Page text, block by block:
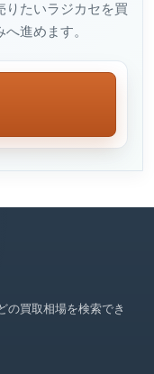
りたいラジカセを買
進めます。
の買取相場を検索でき